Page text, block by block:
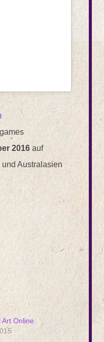
2016 auf
Australasien
Art Online